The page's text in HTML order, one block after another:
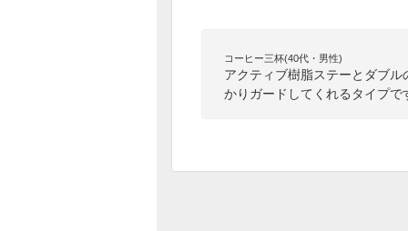
コーヒー三杯(40代・男性)
アクティブ樹脂ステーとダブ
かりガードしてくれるタイプで